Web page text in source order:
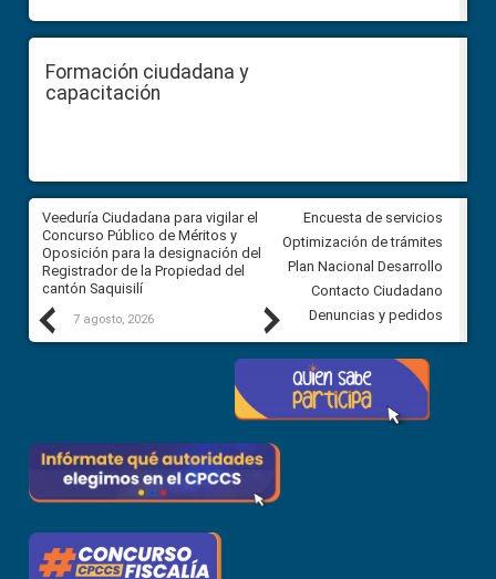
Formación ciudadana y
capacitación
Previous
Veeduría Ciudadana para vigilar el
Concurso Público de Méritos y
Oposición para la designación del
Registrador de la Propiedad del
cantón Saquisilí
7 agosto, 2026
Veeduría Ciudadana para
construcción del asfaltado de
diferentes barrios del sector
Ballenita del cantón Santa
7 agosto, 2026
Next
Encuesta de servicios
Optimización de trámites
Plan Nacional Desarrollo
Contacto Ciudadano
Denuncias y pedidos